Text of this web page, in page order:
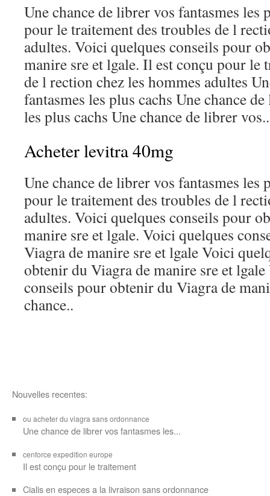
Une chance de librer vos fantasmes les
pour le traitement des troubles de l
adultes. Voici quelques conseils pour
manire sre et lgale. Il est conçu pour le
de l rection chez les hommes adultes
fantasmes les plus cachs Une chance
les plus cachs Une chance de librer vos..
Acheter levitra 40mg
Une chance de librer vos fantasmes les
pour le traitement des troubles de l
adultes. Voici quelques conseils pour
manire sre et lgale. Voici quelques
Viagra de manire sre et lgale Voici
obtenir du Viagra de manire sre et
conseils pour obtenir du Viagra de
chance..
Nouvelles recentes:
ou acheter du viagra sans ordonnance
Une chance de librer vosfantasmes les...
cenforce expedition europe
Il estconçu pour le traitement
Cialis en especes a la livraison sans ordonnance